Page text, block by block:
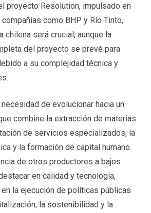
proyecto Resolution, impulsado en
como BHP y Río Tinto,
chilena será crucial, aunque la
del proyecto se prevé para
a su complejidad técnica y
de evolucionar hacia un
combine la extracción de materias
de servicios especializados, la
y la formación de capital humano.
de otros productores a bajos
en calidad y tecnología,
la ejecución de políticas públicas
la sostenibilidad y la